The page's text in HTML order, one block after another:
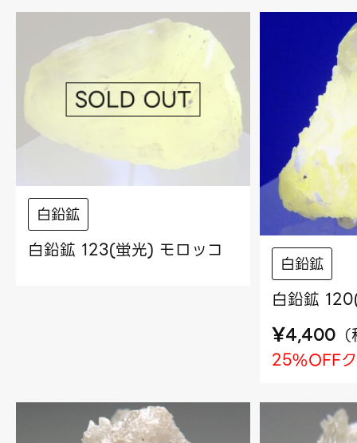
白鉛鉱
白鉛鉱 123(蛍光) モロッコ
白鉛鉱
白鉛鉱
¥4,400 （
25%OFF